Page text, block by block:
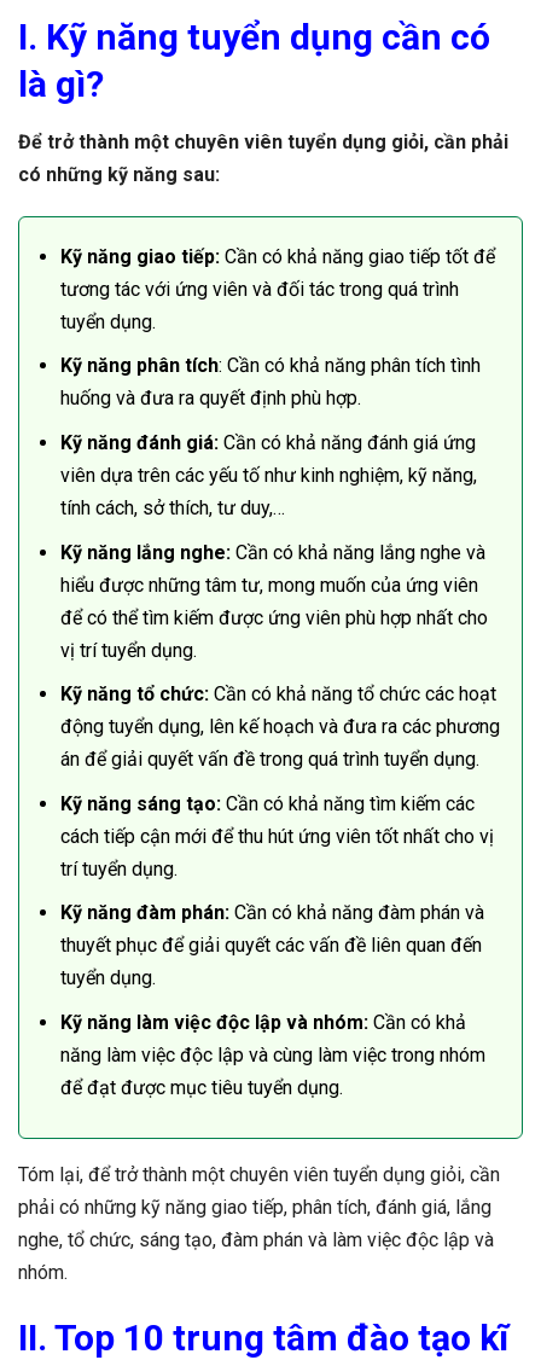
I. Kỹ năng tuyển dụng cần có
là gì?
Để trở thành một chuyên viên tuyển dụng giỏi, cần phải
có những kỹ năng sau:
Kỹ năng giao tiếp:Cần có khả năng giao tiếp tốt để
tương tác với ứng viên và đối tác trong quá trình
tuyển dụng.
Kỹ năng phân tích: Cần có khả năng phân tích tình
huống và đưa ra quyết định phù hợp.
Kỹ năng đánh giá:Cần có khả năng đánh giá ứng
viên dựa trên các yếu tố như kinh nghiệm, kỹ năng,
tính cách, sở thích, tư duy,…
Kỹ năng lắng nghe:Cần có khả năng lắng nghe và
hiểu được những tâm tư, mong muốn của ứng viên
để có thể tìm kiếm được ứng viên phù hợp nhất cho
vị trí tuyển dụng.
Kỹ năng tổ chức:Cần có khả năng tổ chức các hoạt
động tuyển dụng, lên kế hoạch và đưa ra các phương
án để giải quyết vấn đề trong quá trình tuyển dụng.
Kỹ năng sáng tạo:Cần có khả năng tìm kiếm các
cách tiếp cận mới để thu hút ứng viên tốt nhất cho vị
trí tuyển dụng.
Kỹ năng đàm phán:Cần có khả năng đàm phán và
thuyết phục để giải quyết các vấn đề liên quan đến
tuyển dụng.
Kỹ năng làm việc độc lập và nhóm:Cần có khả
năng làm việc độc lập và cùng làm việc trong nhóm
để đạt được mục tiêu tuyển dụng.
Tóm lại, để trở thành một chuyên viên tuyển dụng giỏi, cần
phải có những kỹ năng giao tiếp, phân tích, đánh giá, lắng
nghe, tổ chức, sáng tạo, đàm phán và làm việc độc lập và
nhóm.
II. Top 10 trung tâm đào tạo kĩ